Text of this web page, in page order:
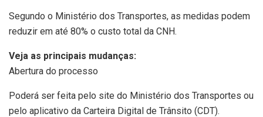
Segundo o Ministério dos Transportes, as medidas podem
reduzir em até 80% o custo total da CNH.
Veja as principais mudanças:
Abertura do processo
Poderá ser feita pelo site do Ministério dos Transportes ou
pelo aplicativo da Carteira Digital de Trânsito (CDT).